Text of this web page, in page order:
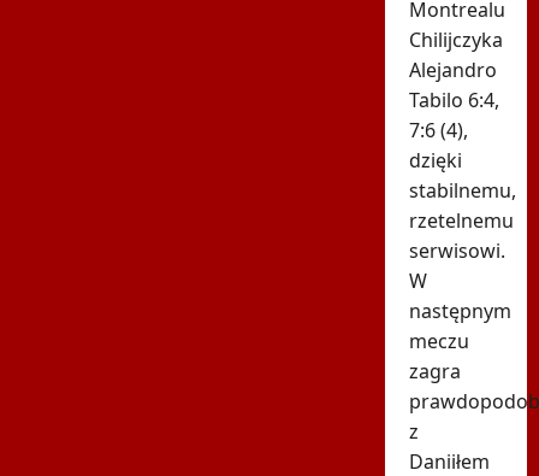
Montrealu
Chilijczyka
Alejandro
Tabilo 6:4,
7:6 (4),
dzięki
stabilnemu,
rzetelnemu
serwisowi.
W
następnym
meczu
zagra
z
Daniiłem